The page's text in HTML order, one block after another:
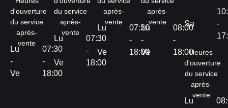
d'ouverture
du service
après-
vente
Lu
-
Ve
07:30
-
18:00
du service
après-
vente
Lu
-
Ve
07:30
-
18:00
après-
vente
Lu
-
Ve
07:30
-
18:00
après-
vente
Lu
-
Ve
08:00
-
18:00
Sa
-
Heures
d'ouverture
du service
après-
vente
Lu